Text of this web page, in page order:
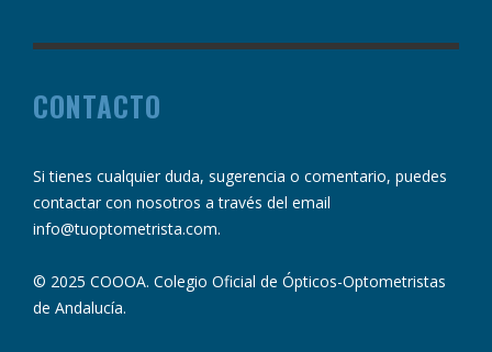
CONTACTO
Si tienes cualquier duda, sugerencia o comentario, puedes
contactar con nosotros a través del email
info@tuoptometrista.com.
© 2025 COOOA. Colegio Oficial de Ópticos-Optometristas
de Andalucía.